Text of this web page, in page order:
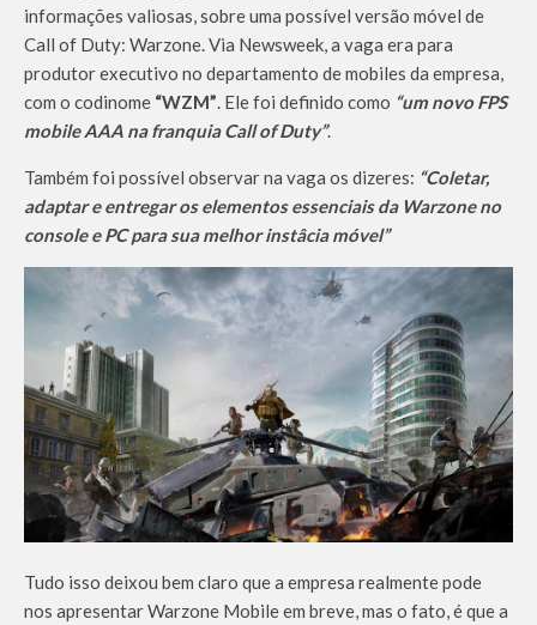
informações valiosas, sobre uma possível versão móvel de
Call of Duty: Warzone. Via Newsweek, a vaga era para
produtor executivo no departamento de mobiles da empresa,
com o codinome “WZM”. Ele foi definido como “um novo FPS
mobile AAA na franquia Call of Duty”.
Também foi possível observar na vaga os dizeres: “Coletar,
adaptar e entregar os elementos essenciais da Warzone no
console e PC para sua melhor instâcia móvel”
Tudo isso deixou bem claro que a empresa realmente pode
nos apresentar Warzone Mobile em breve, mas o fato, é que a